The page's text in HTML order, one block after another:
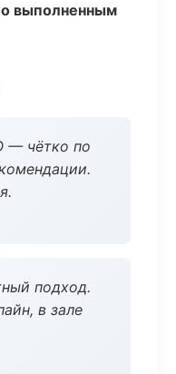
выполненным
— чётко по
подход.
в зале